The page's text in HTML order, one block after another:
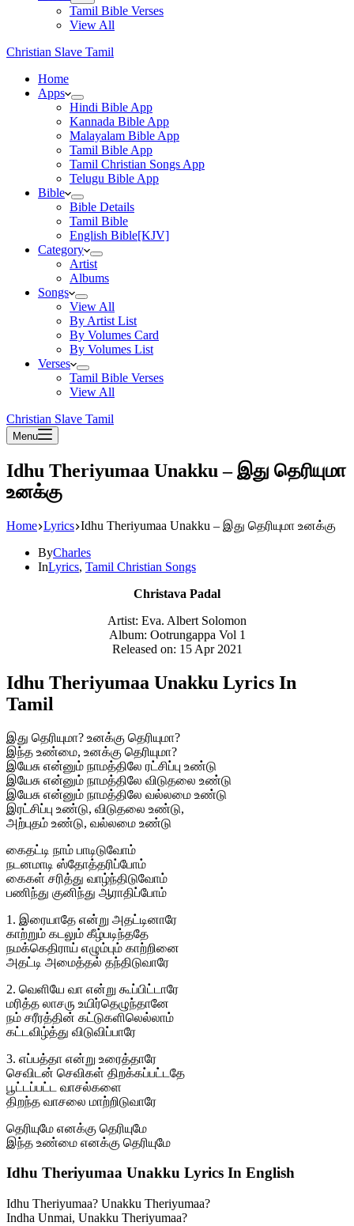
Tamil Bible Verses
View All
Christian Slave Tamil
Home
Apps
Hindi Bible App
Kannada Bible App
Malayalam Bible App
Tamil Bible App
Tamil Christian Songs App
Telugu Bible App
Bible
Bible Details
Tamil Bible
English Bible[KJV]
Category
Artist
Albums
Songs
View All
By Artist List
By Volumes Card
By Volumes List
Verses
Tamil Bible Verses
View All
Christian Slave Tamil
Menu
Idhu Theriyumaa Unakku – இது தெரியுமா
உனக்கு
Home Lyrics Idhu Theriyumaa Unakku – இது தெரியுமா உனக்கு
ByCharles
InLyrics, Tamil Christian Songs
Christava Padal
Artist: Eva. Albert Solomon
Album: Ootrungappa Vol 1
Released on: 15 Apr 2021
Idhu Theriyumaa Unakku Lyrics In
Tamil
இது தெரியுமா? உனக்கு தெரியுமா?
இந்த உண்மை, உனக்கு தெரியுமா?
இயேசு என்னும் நாமத்திலே ரட்சிப்பு உண்டு
இயேசு என்னும் நாமத்திலே விடுதலை உண்டு
இயேசு என்னும் நாமத்திலே வல்லமை உண்டு
இரட்சிப்பு உண்டு, விடுதலை உண்டு,
அற்புதம் உண்டு, வல்லமை உண்டு
கைதட்டி நாம் பாடிடுவோம்
நடனமாடி ஸ்தோத்தரிப்போம்
கைகள் சரித்து வாழ்ந்திடுவோம்
பணிந்து குனிந்து ஆராதிப்போம்
1. இரையாதே என்று அதட்டினாரே
காற்றும் கடலும் கீழ்படிந்ததே
நமக்கெதிராய் எழும்பும் காற்றினை
அதட்டி அமைத்தல் தந்திடுவாரே
2. வெளியே வா என்று கூப்பிட்டாரே
மரித்த லாசரு உயிர்தெழுந்தானே
நம் சரீரத்தின் கட்டுகளிலெல்லாம்
கட்டவிழ்த்து விடுவிப்பாரே
3. எப்பத்தா என்று உரைத்தாரே
செவிடன் செவிகள் திறக்கப்பட்டதே
பூட்டப்பட்ட வாசல்களை
திறந்த வாசலை மாற்றிடுவாரே
தெரியுமே எனக்கு தெரியுமே
இந்த உண்மை எனக்கு தெரியுமே
Idhu Theriyumaa Unakku Lyrics In English
Idhu Theriyumaa? Unakku Theriyumaa?
Indha Unmai, Unakku Theriyumaa?